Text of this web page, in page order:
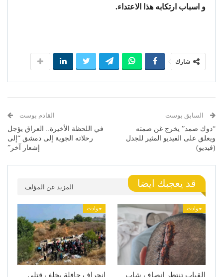
و اسباب ارتكابه هذا الاعتداء.
شارك
السابق بوست
“دوك صمد” يخرج غن صمته
ويعلق على الفيديو المثير للجدل
(فيديو)
القادم بوست
في اللحظة الأخيرة.. العراق يؤجل
رحلاته الجوية إلى دمشق “إلى
إشعار آخر”
قد يعجبك ايضا المزيد عن المؤلف
حوادث
القباب تنتظر إنصاف شاب
حوادث
انحراف حافلة يخلف قتلى